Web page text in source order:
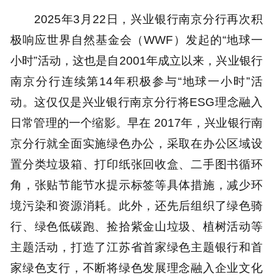
2025年3月22日，兴业银行南京分行再次积
极响应世界自然基金会（WWF）发起的“地球一
小时”活动，这也是自2001年成立以来，兴业银行
南京分行连续第14年积极参与“地球一小时”活
动。这仅仅是兴业银行南京分行将ESG理念融入
日常管理的一个缩影。早在 2017年，兴业银行南
京分行就全面实施绿色办公，采取在办公区域设
置分类垃圾箱、打印纸张回收盒、二手图书循环
角，张贴节能节水提示标签等具体措施，减少环
境污染和资源消耗。此外，还先后组织了绿色骑
行、绿色低碳跑、捡拾紫金山垃圾、植树活动等
主题活动，打造了江苏省首家绿色主题银行和首
家绿色支行，不断将绿色发展理念融入企业文化